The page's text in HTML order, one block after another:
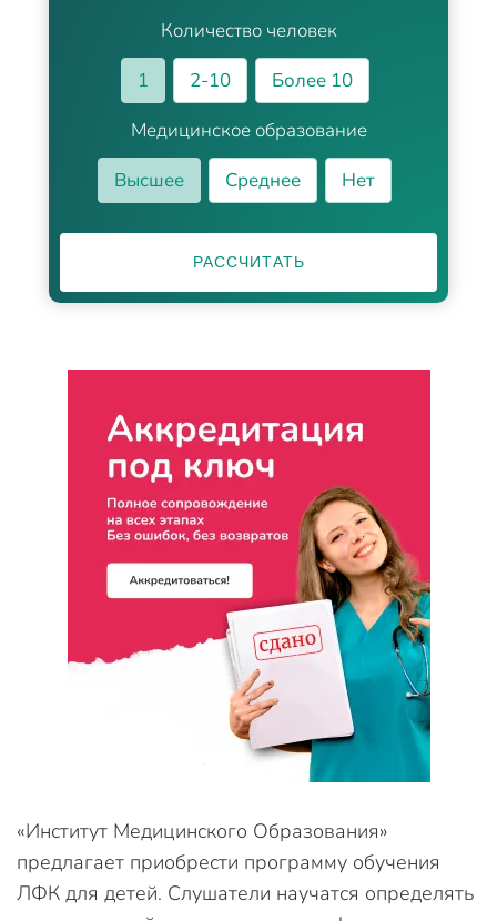
Количество человек
1
2-10
Более 10
Медицинское образование
Высшее
Среднее Нет
РАССЧИТАТЬ
«Институт Медицинского Образования»
предлагает приобрести программу обучения
ЛФК для детей. Слушатели научатся определять